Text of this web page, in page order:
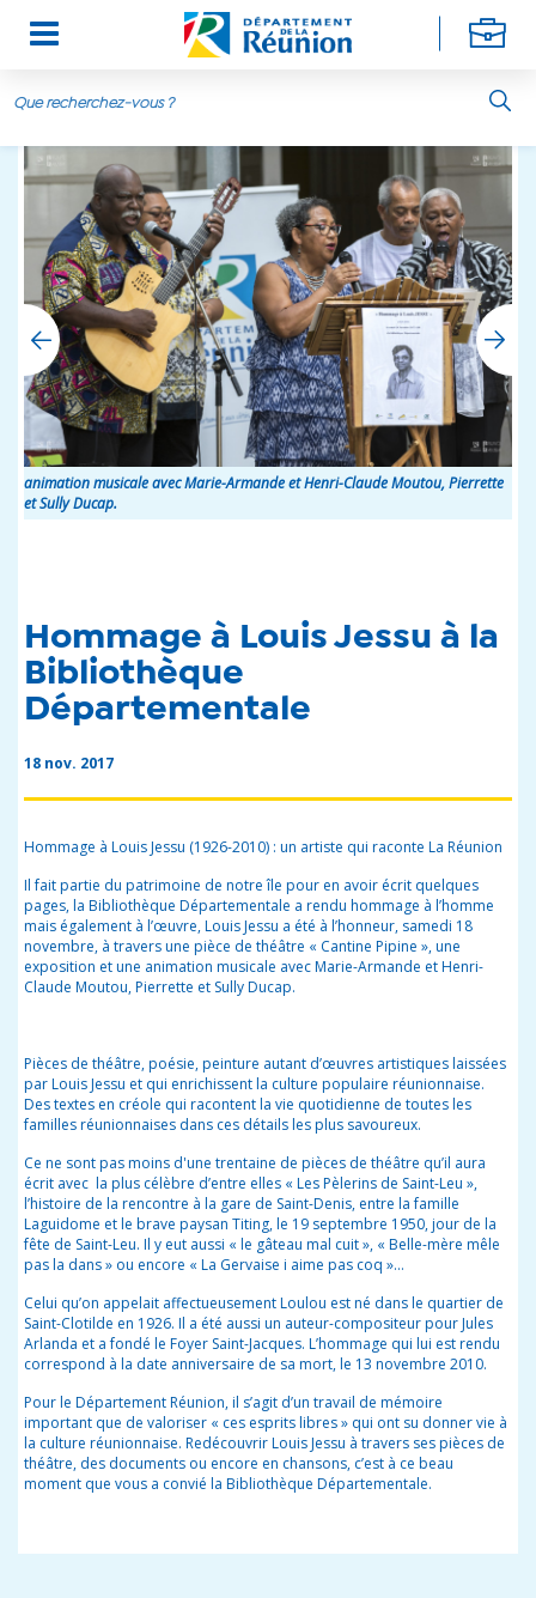
Aller au contenu principal
Hommage à Louis Jessu à la
Bibliothèque
Départementale
18 nov. 2017
Hommage à Louis Jessu (1926-2010) : un artiste qui raconte La Réunion
Il fait partie du patrimoine de notre île pour en avoir écrit quelques
pages, la Bibliothèque Départementale a rendu hommage à l’homme
mais également à l’œuvre, Louis Jessu a été à l’honneur, samedi 18
novembre, à travers une pièce de théâtre « Cantine Pipine », une
exposition et une animation musicale avec Marie-Armande et Henri-
Claude Moutou, Pierrette et Sully Ducap.
Pièces de théâtre, poésie, peinture autant d’œuvres artistiques laissées
par Louis Jessu et qui enrichissent la culture populaire réunionnaise.
Des textes en créole qui racontent la vie quotidienne de toutes les
familles réunionnaises dans ces détails les plus savoureux.
Ce ne sont pas moins d'une trentaine de pièces de théâtre qu’il aura
écrit avec la plus célèbre d’entre elles « Les Pèlerins de Saint-Leu »,
l’histoire de la rencontre à la gare de Saint-Denis, entre la famille
Laguidome et le brave paysan Titing, le 19 septembre 1950, jour de la
fête de Saint-Leu. Il y eut aussi « le gâteau mal cuit », « Belle-mère mêle
pas la dans » ou encore « La Gervaise i aime pas coq »…
Celui qu’on appelait affectueusement Loulou est né dans le quartier de
Saint-Clotilde en 1926. Il a été aussi un auteur-compositeur pour Jules
Arlanda et a fondé le Foyer Saint-Jacques. L’hommage qui lui est rendu
correspond à la date anniversaire de sa mort, le 13 novembre 2010.
Pour le Département Réunion, il s’agit d’un travail de mémoire
important que de valoriser « ces esprits libres » qui ont su donner vie à
la culture réunionnaise. Redécouvrir Louis Jessu à travers ses pièces de
théâtre, des documents ou encore en chansons, c’est à ce beau
moment que vous a convié la Bibliothèque Départementale.
animation musicale avec Marie-Armande et Henri-Claude Moutou, Pierrette
et Sully Ducap.